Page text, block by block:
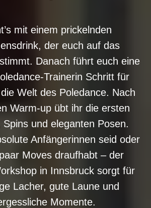
mit einem prickelnden
der euch auf das
Danach führt euch eine
Trainerin Schritt für
Welt des Poledance. Nach
Warm-up übt ihr die ersten
Spins und eleganten Posen.
Anfängerinnen seid oder
Moves draufhabt – der
in Innsbruck sorgt für
Lacher, gute Laune und
Momente.